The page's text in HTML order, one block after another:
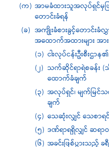
(က) အာမခံထားသူအလုပ်ရှင်မှဖြ
တောင်းခံရန်
(ခ) အကျိုးခံစားခွင့်တောင်းခံ
အထောက်အထားများ အ
(၁) ငါးလုပ်ငန်းဦးစီးဌာ
(၂) သက်ဆိုင်ရာရဲစခန်း
ထောက်ခံချက်
(၃) အလုပ်ရှင်၊ မျက်မြ
ချက်
(၄) သေဆုံးလျှင် သေစာရ
(၅) ဒဏ်ရာရရှိလျှင် ဆရ
(၆) အခင်းဖြစ်ပွားသည့် ခ